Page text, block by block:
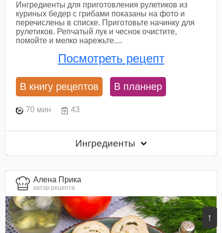
↑
Ингредиенты для приготовления рулетиков из
куриных бедер с грибами показаны на фото и
перечислены в списке. Приготовьте начинку для
рулетиков. Репчатый лук и чеснок очистите,
помойте и мелко нарежьте....
Посмотреть рецепт
В книгу рецептов В планнер
70 мин 43
Ингредиенты
Алена Прика
автор рецепта